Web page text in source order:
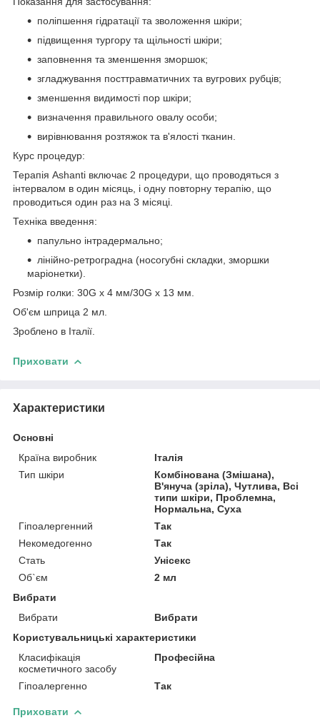
поліпшення гідратації та зволоження шкіри;
підвищення тургору та щільності шкіри;
заповнення та зменшення зморшок;
згладжування посттравматичних та вугрових рубців;
зменшення видимості пор шкіри;
визначення правильного овалу особи;
вирівнювання розтяжок та в'ялості тканин.
Курс процедур:
Терапія Ashanti включає 2 процедури, що проводяться з
інтервалом в один місяць, і одну повторну терапію, що
проводиться один раз на 3 місяці.
Техніка введення:
папульно інтрадермально;
лінійно-ретроградна (носогубні складки, зморшки
маріонетки).
Розмір голки: 30G х 4 мм/30G х 13 мм.
Об'єм шприца 2 мл.
Зроблено в Італії.
Приховати
Характеристики
Основні
Країна виробник
Італія
Тип шкіри
Комбінована (Змішана),
В'януча (зріла), Чутлива, Всі
типи шкіри, Проблемна,
Нормальна, Суха
Гіпоалергенний
Так
Некомедогенно
Так
Стать
Унісекс
Об`єм
2 мл
Вибрати
Вибрати
Вибрати
Користувальницькі характеристики
Класифікація
косметичного засобу
Професійна
Гіпоалергенно Так
Приховати